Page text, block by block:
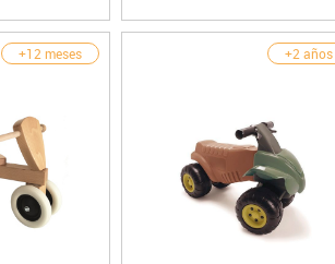
+12 meses +2 años